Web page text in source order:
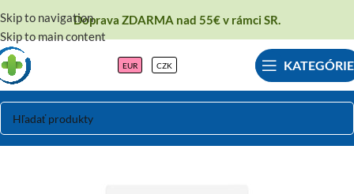
Skip to navigation
Skip to main content
Doprava ZDARMA nad 55€ v rámci SR.
EUR CZK KATEGÓRIE